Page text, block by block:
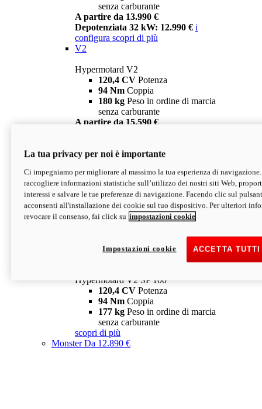
senza carburante
A partire da 13.990 €
Depotenziata 32 kW: 12.990 € i
configura scopri di più
V2
Hypermotard V2
120,4 CV Potenza
94 Nm Coppia
180 kg Peso in ordine di marcia
senza carburante
A partire da 15.590 €
V2 SP
Hypermotard V2 SP
120,4 CVPotenza
94 NmCoppia
177 kgPeso in ordine di marcia
senza carburante
Depotenziata 35 kW: 18.890 € i
configura scopri di più
Hypermotard V2 SP 100
120,4 CV Potenza
94 Nm Coppia
177 kg Peso in ordine di marcia
senza carburante
scopri di più
MonsterDa 12.890 €
La tua privacy per noi è importante
Ci impegniamo per migliorare al massimo la tua esperienza di
raccogliere informazioni statistiche sull’utilizzo dei nostri siti Web,
interessi e salvare le tue preferenze di navigazione. Facendo clic sul
acconsenti all'installazione dei cookie sul tuo dispositivo. Per ulteriori
revocare il consenso, fai click su impostazioni cookie
ACCETTA
Impostazioni cookie